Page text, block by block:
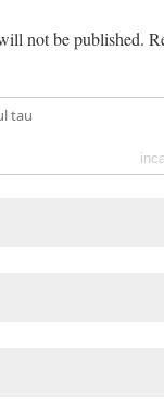
not be published.
inca